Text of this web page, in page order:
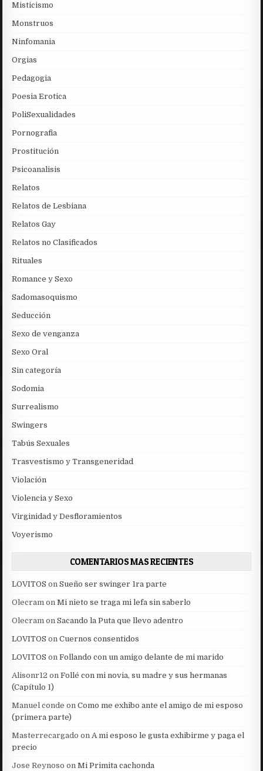
Misticismo
Monstruos
Ninfomania
Orgias
Pedagogia
Poesia Erotica
PoliSexualidades
Pornografia
Prostitución
Psicoanalisis
Relatos
Relatos de Lesbiana
Relatos Gay
Relatos no Clasificados
Rituales
Romance y Sexo
Sadomasoquismo
Seducción
Sexo de venganza
Sexo Oral
Sin categoría
Sodomia
Surrealismo
Swingers
Tabús Sexuales
Trasvestismo y Transgeneridad
Violación
Violencia y Sexo
Virginidad y Desfloramientos
Voyerismo
COMENTARIOS MAS RECIENTES
LOVITOS onSueño ser swinger 1ra parte
Olecram onMi nieto se traga mi lefa sin saberlo
Olecram onSacando la Puta que llevo adentro
LOVITOS onCuernos consentidos
LOVITOS onFollando con un amigo delante de mi marido
Alisonr12 onFollé con mi novia, su madre y sus hermanas
(Capítulo 1)
Manuel conde onComo me exhibo ante el amigo de mi esposo
(primera parte)
Masterrecargado onA mi esposo le gusta exhibirme y paga el
precio
Jose Reynoso onMi Primita cachonda